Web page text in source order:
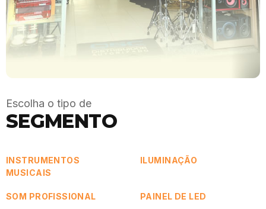
Escolha o tipo de
SEGMENTO
INSTRUMENTOS
MUSICAIS
ILUMINAÇÃO
SOM PROFISSIONAL PAINEL DE LED